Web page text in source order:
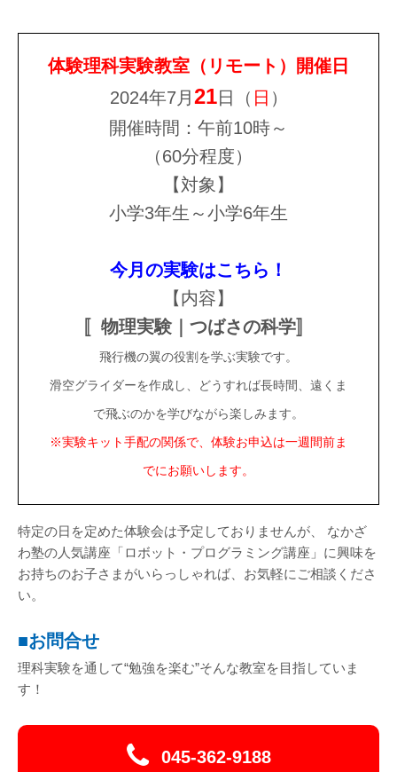
体験理科実験教室（リモート）開催日
2024年7月 21日（ 日 ）
開催時間：午前10時～
（60分程度）
【対象】
小学3年生～小学6年生
今月の実験はこちら！
【内容】
〚物理実験｜つばさの科学〛
飛行機の翼の役割を学ぶ実験です。
滑空グライダーを作成し、どうすれば長時間、遠くま
で飛ぶのかを学びながら楽しみます。
※実験キット手配の関係で、体験お申込は一週間前ま
でにお願いします。
特定の日を定めた体験会は予定しておりませんが、 なかざ
わ塾の人気講座「ロボット・プログラミング講座」に興味を
お持ちのお子さまがいらっしゃれば、お気軽にご相談くださ
い。
■お問合せ
理科実験を通して“勉強を楽む”そんな教室を目指していま
す！
045-362-9188